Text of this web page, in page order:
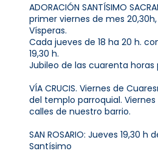
ADORACIÓN SANTÍSIMO
primer viernes de mes
Vísperas.
Cada jueves de 18 ha 20 h.
19,30 h.
Jubileo de las cuarenta horas
VÍA CRUCIS. Viernes de
del templo parroquial.
calles de nuestro barrio.
SAN ROSARIO: Jueves 19,30 h
Santísimo